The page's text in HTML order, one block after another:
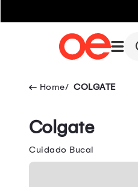
COLGATE
Colgate
Cuidado Bucal